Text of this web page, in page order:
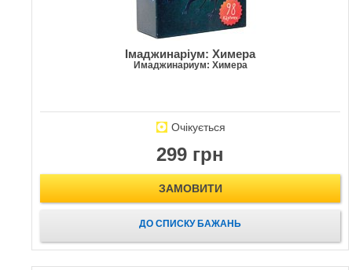
Імаджинаріум: Химера
Имаджинариум: Химера
Очікується
299 грн
ЗАМОВИТИ
ДО СПИСКУ БАЖАНЬ